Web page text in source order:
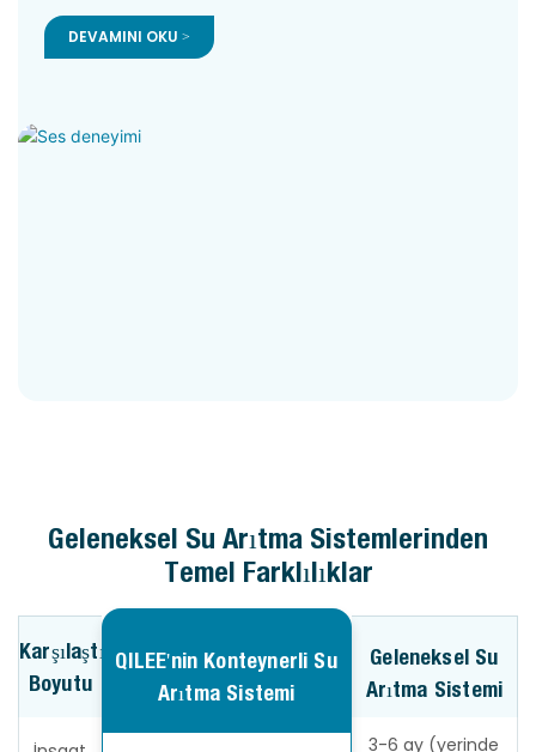
DEVAMINI OKU >
Geleneksel Su Arıtma Sistemlerinden
Temel Farklılıklar
Karşılaştırma
Boyutu
QILEE'nin Konteynerli Su
Arıtma Sistemi
Geleneksel Su
Arıtma Sistemi
3-6 ay (yerinde